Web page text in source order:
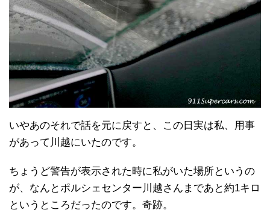
いやあのそれで話を元に戻すと、この日実は私、用事
があって川越にいたのです。
ちょうど警告が表示された時に私がいた場所というの
が、なんとポルシェセンター川越さんまであと約1キロ
というところだったのです。奇跡。